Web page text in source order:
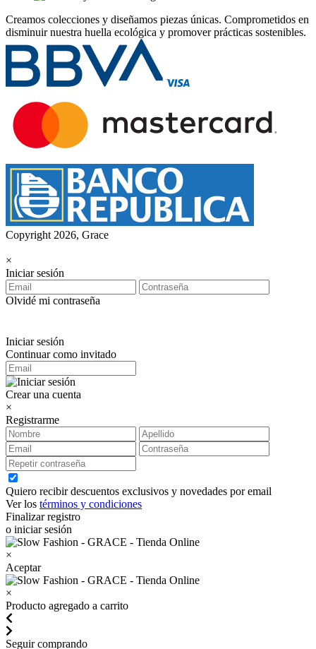
Creamos colecciones y diseñamos piezas únicas. Comprometidos en
disminuir nuestra huella ecológica y promover prácticas sostenibles.
Copyright 2026, Grace
×
Iniciar sesión
Olvidé mi contraseña
Iniciar sesión
Continuar como invitado
Crear una cuenta
×
Registrarme
Quiero recibir descuentos exclusivos y novedades por email
Ver los términos y condiciones
Finalizar registro
o iniciar sesión
×
Aceptar
×
Producto agregado a carrito
Seguir comprando